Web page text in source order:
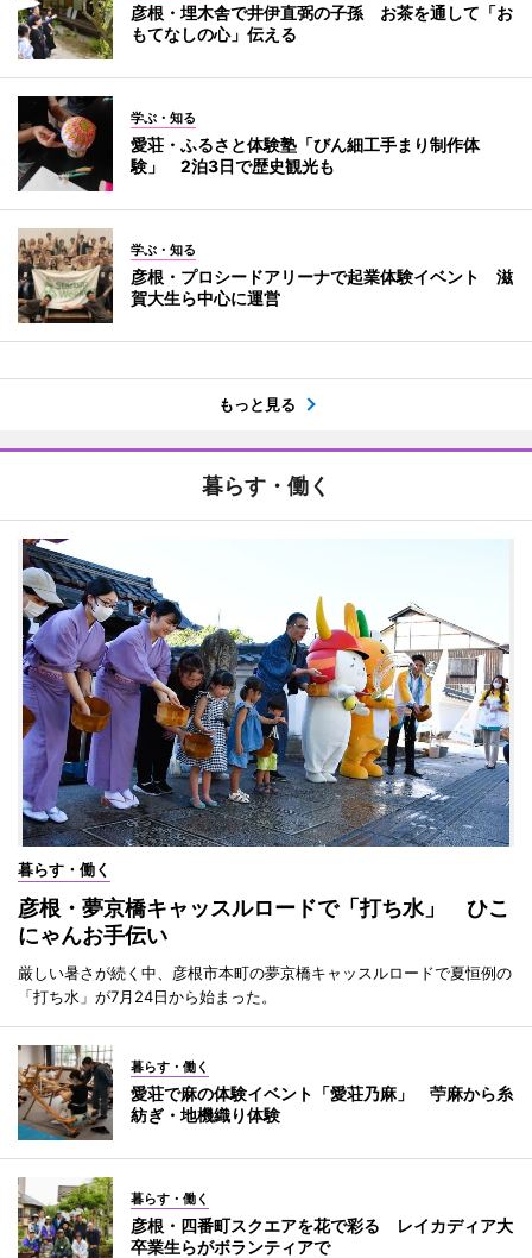
彦根・埋木舎で井伊直弼の子孫 お茶を通して「お
もてなしの心」伝える
学ぶ・知る
愛荘・ふるさと体験塾「びん細工手まり制作体
験」 2泊3日で歴史観光も
学ぶ・知る
彦根・プロシードアリーナで起業体験イベント 滋
賀大生ら中心に運営
もっと見る
暮らす・働く
暮らす・働く
彦根・夢京橋キャッスルロードで「打ち水」 ひこ
にゃんお手伝い
厳しい暑さが続く中、彦根市本町の夢京橋キャッスルロードで夏恒例の
「打ち水」が7月24日から始まった。
暮らす・働く
愛荘で麻の体験イベント「愛荘乃麻」 苧麻から糸
紡ぎ・地機織り体験
暮らす・働く
彦根・四番町スクエアを花で彩る レイカディア大
卒業生らがボランティアで